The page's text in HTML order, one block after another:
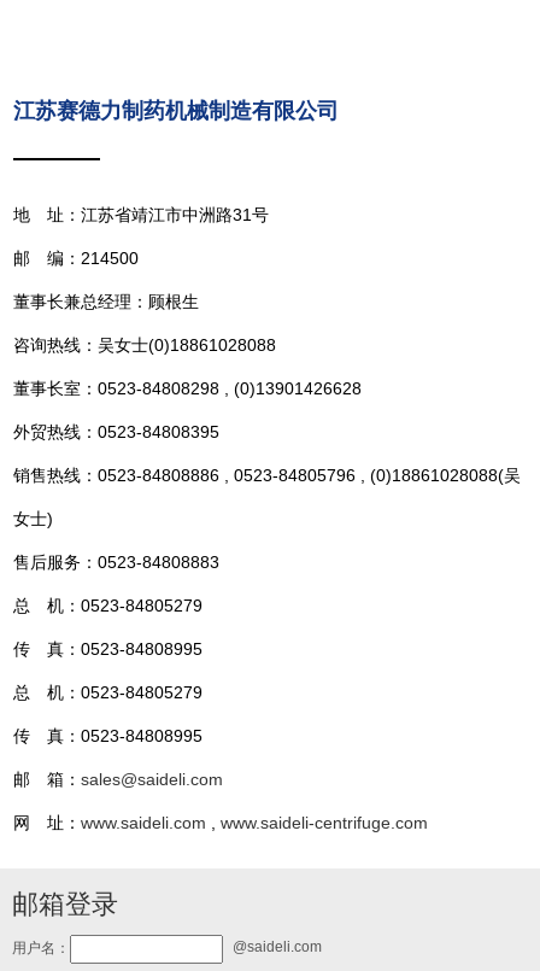
江苏赛德力制药机械制造有限公司
地 址：江苏省靖江市中洲路31号
邮 编：214500
董事长兼总经理：顾根生
咨询热线：吴女士(0)18861028088
董事长室：0523-84808298 , (0)13901426628
外贸热线：0523-84808395
销售热线：0523-84808886 , 0523-84805796 , (0)18861028088(吴
女士)
售后服务：0523-84808883
总 机：0523-84805279
传 真：0523-84808995
总 机：0523-84805279
传 真：0523-84808995
邮 箱：sales@saideli.com
网 址：www.saideli.com ,www.saideli-centrifuge.com
邮箱登录
用户名： @saideli.com